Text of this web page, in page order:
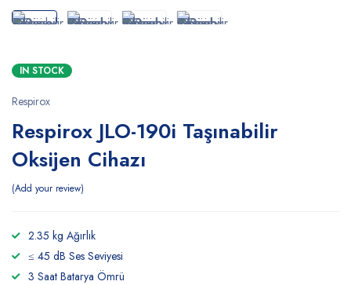
IN STOCK
Respirox
Respirox JLO-190i Taşınabilir
Oksijen Cihazı
Add your review
2.35 kg Ağırlık
≤ 45 dB Ses Seviyesi
3 Saat Batarya Ömrü